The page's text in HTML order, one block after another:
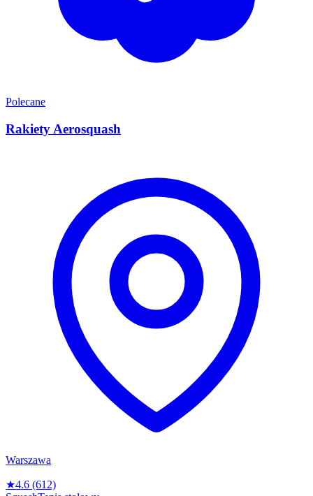
Polecane
Rakiety Aerosquash
Warszawa
★4.6 (612)